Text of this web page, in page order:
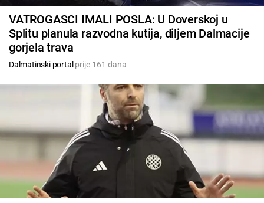
VATROGASCI IMALI POSLA: U Doverskoj u
Splitu planula razvodna kutija, diljem Dalmacije
gorjela trava
Dalmatinski portal prije 161 dana